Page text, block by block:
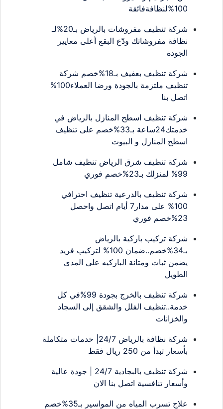
100%لنظافةفائقة
شركة تنظيف مفروشات بالرياض بـ20%لـ
نظافة مفروشاتك ودّع البقع أعلى معايير
الجودة
شركة تنظيف بعفيف بـ18%خصم شركة
تنظيف ملتزمة بالجودة ورضا العملاء100%
اتصل بنا
شركة تنظيف اسطح المنازل بالرياض في
خدمتك24ساعة بـ33%خصم على تنظيف
اسطح المنازل و البيوت
شركة تنظيف شرق الرياض تنظيف شامل
99% لمنزلك بـ23%خصم فوري
شركة تنظيف بالدرعية تنظيف احترافي
100% على مدار7 أيام اتصل واحصل
23%خصم فوري
شركة تركيب باركية بالرياض
بـ34%خصم..ضمان 100% لتركيب فريد
يضمن ثبات ومتانة الباركيه على المدى
الطويل
شركة تنظيف بالخرج بجودة 99%في كل
خدمة..تنظيف الفلل والشقق إلى السجاد
والخزانات
شركة نظافة بالرياض 24/7| خدمات متكاملة
بأسعار تبدأ من 250 ريال فقط
شركة تنظيف بالبجادية 24/7 | جودة عالية
وأسعار تنافسية اتصل بنا الان
علاج تسرب المياه من المواسير بـ35%خصم